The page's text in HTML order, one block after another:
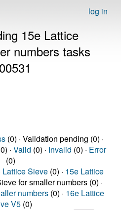
log in
15e Lattice
numbers tasks
(0) · Validation pending (0) ·
· Valid (0) · Invalid (0) · Error
(0)
Lattice Sieve (0) · 15e Lattice
for smaller numbers (0) ·
numbers (0) · 16e Lattice
V5 (0)